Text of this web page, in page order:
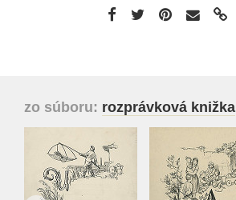
zo súboru: rozprávková knižka